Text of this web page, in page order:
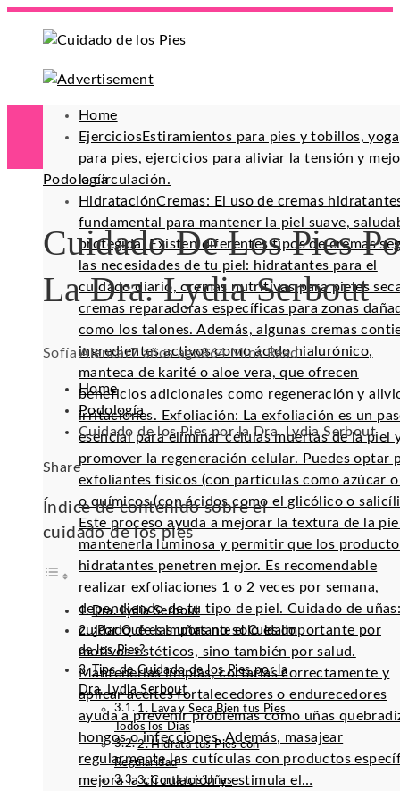
Home
EjerciciosEstiramientos para pies y tobillos, yoga
para pies, ejercicios para aliviar la tensión y
la circulación.
HidrataciónCremas: El uso de cremas
fundamental para mantener la piel suave,
protegida. Existen diferentes tipos de cremas
las necesidades de tu piel: hidratantes para el
cuidado diario, cremas nutritivas para pieles
cremas reparadoras específicas para zonas
como los talones. Además, algunas cremas
ingredientes activos como ácido hialurónico,
manteca de karité o aloe vera, que ofrecen
beneficios adicionales como regeneración y
irritaciones. Exfoliación: La exfoliación es un
esencial para eliminar células muertas de la piel
promover la regeneración celular. Puedes optar
exfoliantes físicos (con partículas como azúcar o
o químicos (con ácidos como el glicólico o
Este proceso ayuda a mejorar la textura de la
mantenerla luminosa y permitir que los
hidratantes penetren mejor. Es recomendable
realizar exfoliaciones 1 o 2 veces por semana,
dependiendo de tu tipo de piel. Cuidado de
cuidado de las uñas no solo es importante por
motivos estéticos, sino también por salud.
Mantenerlas limpias, cortarlas correctamente y
aplicar aceites fortalecedores o endurecedores
ayuda a prevenir problemas como uñas
hongos o infecciones. Además, masajear
regularmente las cutículas con productos
mejora la circulación y estimula el…
Podología
Cuidado De Los Pies
La Dra. Lydia Serbout
Sofía Alencar7 años ago864 Mins Read
Home
Podología
Cuidado de los Pies por la Dra. Lydia Serbout
Facebook
Twitter
LinkedIn
Pinterest
Stumbleupon
Email
Share
Índice de contenido sobre el
cuidado de los pies
Dra. Lydia Serbout
¿Por Qué es Importante el Cuidado
de los Pies?
Tips de Cuidado de los Pies por la
Dra. Lydia Serbout
1. Lava y Seca Bien tus Pies
Todos los Días
2. Hidrata tus Pies con
Regularidad
3. Corta tus Uñas